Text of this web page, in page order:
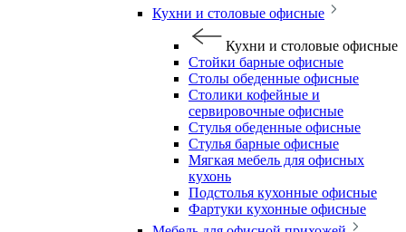
Кухни и столовые офисные
Кухни и столовые офисные
Стойки барные офисные
Столы обеденные офисные
Столики кофейные и
сервировочные офисные
Стулья обеденные офисные
Стулья барные офисные
Мягкая мебель для офисных
кухонь
Подстолья кухонные офисные
Фартуки кухонные офисные